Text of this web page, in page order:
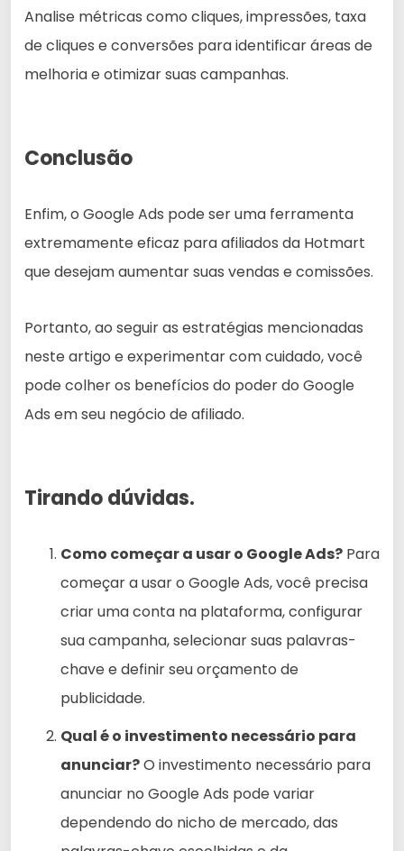
Analise métricas como cliques, impressões, taxa
de cliques e conversões para identificar áreas de
melhoria e otimizar suas campanhas.
Conclusão
Enfim, o Google Ads pode ser uma ferramenta
extremamente eficaz para afiliados da Hotmart
que desejam aumentar suas vendas e comissões.
Portanto, ao seguir as estratégias mencionadas
neste artigo e experimentar com cuidado, você
pode colher os benefícios do poder do Google
Ads em seu negócio de afiliado.
Tirando dúvidas.
Como começar a usar o Google Ads? Para
começar a usar o Google Ads, você precisa
criar uma conta na plataforma, configurar
sua campanha, selecionar suas palavras-
chave e definir seu orçamento de
publicidade.
Qual é o investimento necessário para
anunciar?O investimento necessário para
anunciar no Google Ads pode variar
dependendo do nicho de mercado, das